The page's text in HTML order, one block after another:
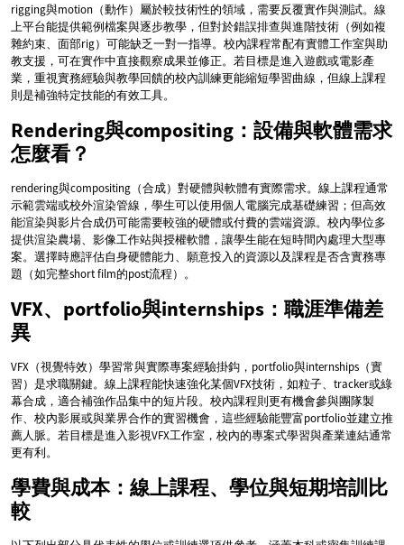
rigging與motion（動作）屬於較技術性的領域，需要反覆實作與測試。線
上平台能提供範例檔案與逐步教學，但對於錯誤排查與進階技術（例如複
雜約束、面部rig）可能缺乏一對一指導。校內課程常配有實體工作室與助
教支援，可在實作中直接觀察成果並修正。若目標是進入遊戲或電影產
業，重視實務經驗與教學回饋的校內訓練更能縮短學習曲線，但線上課程
則是補強特定技能的有效工具。
Rendering與compositing：設備與軟體需求
怎麼看？
rendering與compositing（合成）對硬體與軟體有實際需求。線上課程通常
示範雲端或校外渲染管線，學生可以使用個人電腦完成基礎練習；但高效
能渲染與影片合成仍可能需要較強的硬體或付費的雲端資源。校內學位多
提供渲染農場、影像工作站與授權軟體，讓學生能在短時間內處理大型專
案。選擇時應評估自身硬體能力、願意投入的資源以及課程是否含實務專
題（如完整short film的post流程）。
VFX、portfolio與internships：職涯準備差
異
VFX（視覺特效）學習常與實際專案經驗掛鈎，portfolio與internships（實
習）是求職關鍵。線上課程能快速強化某個VFX技術，如粒子、tracker或綠
幕合成，適合補強作品集中的短片段。校內課程則更有機會參與團隊製
作、校內影展或與業界合作的實習機會，這些經驗能豐富portfolio並建立推
薦人脈。若目標是進入影視VFX工作室，校內的專案式學習與產業連結通常
更有利。
學費與成本：線上課程、學位與短期培訓比
較